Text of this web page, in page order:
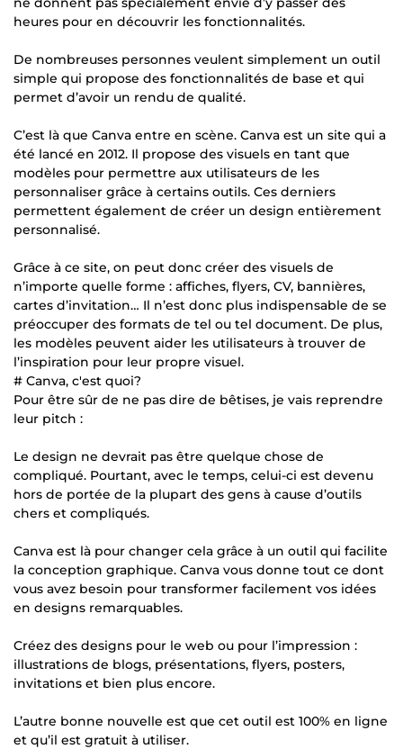
heures pour en découvrir les fonctionnalités.
De nombreuses personnes veulent simplement un outil
simple qui propose des fonctionnalités de base et qui
permet d’avoir un rendu de qualité.
C’est là que Canva entre en scène. Canva est un site qui a
été lancé en 2012. Il propose des visuels en tant que
modèles pour permettre aux utilisateurs de les
personnaliser grâce à certains outils. Ces derniers
permettent également de créer un design entièrement
personnalisé.
Grâce à ce site, on peut donc créer des visuels de
n’importe quelle forme : affiches, flyers, CV, bannières,
cartes d’invitation… Il n’est donc plus indispensable de se
préoccuper des formats de tel ou tel document. De plus,
les modèles peuvent aider les utilisateurs à trouver de
l’inspiration pour leur propre visuel.
# Canva, c'est quoi?
Pour être sûr de ne pas dire de bêtises, je vais reprendre
leur pitch :
Le design ne devrait pas être quelque chose de
compliqué. Pourtant, avec le temps, celui-ci est devenu
hors de portée de la plupart des gens à cause d’outils
chers et compliqués.
Canva est là pour changer cela grâce à un outil qui facilite
la conception graphique. Canva vous donne tout ce dont
vous avez besoin pour transformer facilement vos idées
en designs remarquables.
Créez des designs pour le web ou pour l’impression :
illustrations de blogs, présentations, flyers, posters,
invitations et bien plus encore.
L’autre bonne nouvelle est que cet outil est 100% en ligne
et qu’il est gratuit à utiliser.